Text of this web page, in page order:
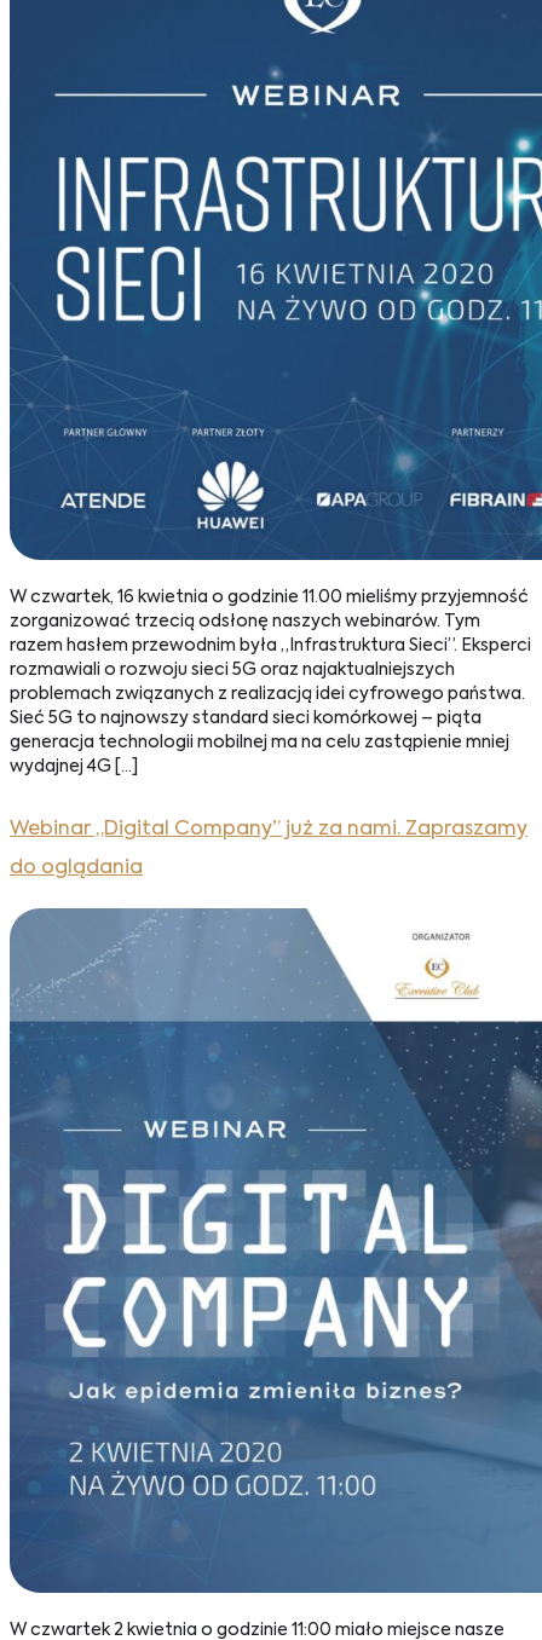
W czwartek, 16 kwietnia o godzinie 11.00 mieliśmy przyjemność
zorganizować trzecią odsłonę naszych webinarów. Tym
razem hasłem przewodnim była „Infrastruktura Sieci”. Eksperci
rozmawiali o rozwoju sieci 5G oraz najaktualniejszych
problemach związanych z realizacją idei cyfrowego państwa.
Sieć 5G to najnowszy standard sieci komórkowej – piąta
generacja technologii mobilnej ma na celu zastąpienie mniej
wydajnej 4G […]
Webinar „Digital Company” już za nami. Zapraszamy
do oglądania
W czwartek 2 kwietnia o godzinie 11:00 miało miejsce nasze